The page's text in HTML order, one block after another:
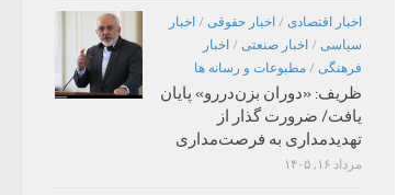
اخبار اقتصادی / اخبار حقوقی / اخبار
سیاسی / اخبار صنعتی / اخبار
فرهنگی / مطبوعات و رسانه ها
ظریف: «دوران بزن‌دررو» پایان
یافت/ ضرورت گذار از
تهدیدمداری به فرصت‌مداری
مرداد ۱۶, ۱۴۰۵